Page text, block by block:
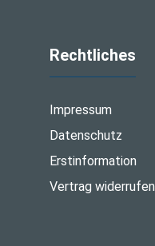
Rechtliches
Impressum
Datenschutz
Erstinformation
Vertrag widerrufen